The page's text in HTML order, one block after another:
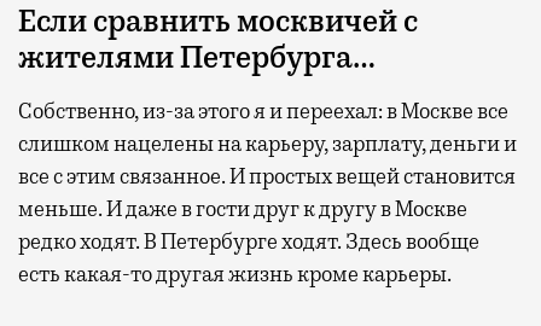
Если сравнить москвичей с
жителями Петербурга…
Собственно, из-за этого я и переехал: в Москве все
слишком нацелены на карьеру, зарплату, деньги и
все с этим связанное. И простых вещей становится
меньше. И даже в гости друг к другу в Москве
редко ходят. В Петербурге ходят. Здесь вообще
есть какая-то другая жизнь кроме карьеры.